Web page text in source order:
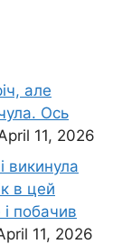
але
Ось
11, 2026
викинула
в цей
побачив
11, 2026